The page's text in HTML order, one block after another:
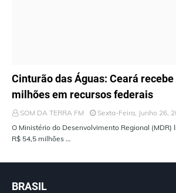
ÚLTIMAS NOTÍCIAS
Cinturão das Águas: Ceará recebe
milhões em recursos federais
SOM DA TERRA FM
Sexta-Feira, Junho 26,
O Ministério do Desenvolvimento Regional (MDR)
R$ 54,5 milhões …
BRASIL